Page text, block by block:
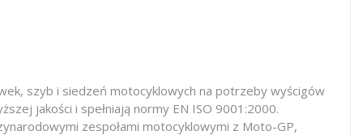
szyb i siedzeń motocyklowych na potrzeby wyścigów
jakości i spełniają normy EN ISO 9001:2000.
zespołami motocyklowymi z Moto-GP,